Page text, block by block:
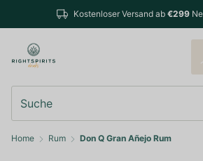
€299Netto Warenwert
Home Rum Don Q Gran Añejo Rum